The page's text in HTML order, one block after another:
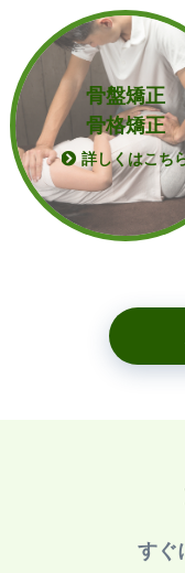
骨盤矯正
骨格矯正
詳しくはこち
すぐ